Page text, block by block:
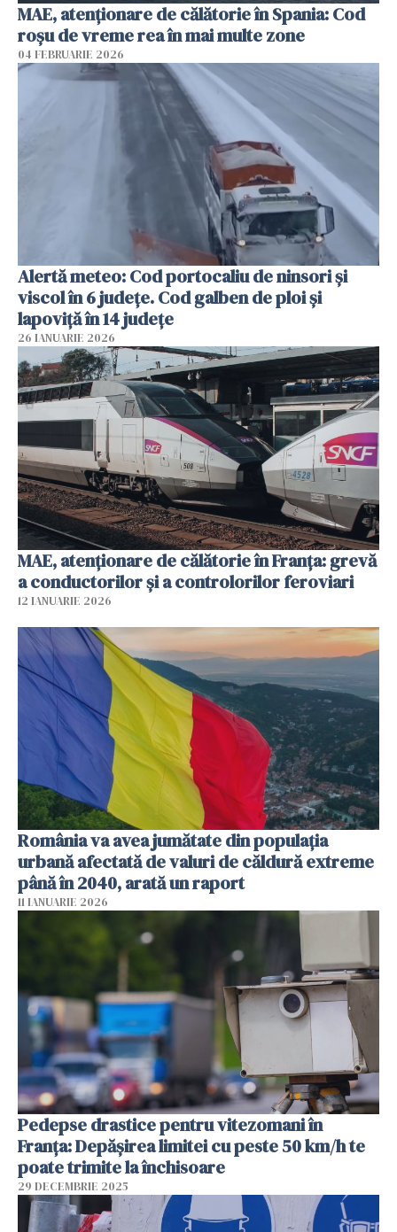
MAE, atenţionare de călătorie în Spania: Cod
roșu de vreme rea în mai multe zone
04 FEBRUARIE 2026
Alertă meteo: Cod portocaliu de ninsori şi
viscol în 6 judeţe. Cod galben de ploi şi
lapoviţă în 14 judeţe
26 IANUARIE 2026
MAE, atenționare de călătorie în Franța: grevă
a conductorilor şi a controlorilor feroviari
12 IANUARIE 2026
România va avea jumătate din populația
urbană afectată de valuri de căldură extreme
până în 2040, arată un raport
11 IANUARIE 2026
Pedepse drastice pentru vitezomani în
Franța: Depășirea limitei cu peste 50 km/h te
poate trimite la închisoare
29 DECEMBRIE 2025